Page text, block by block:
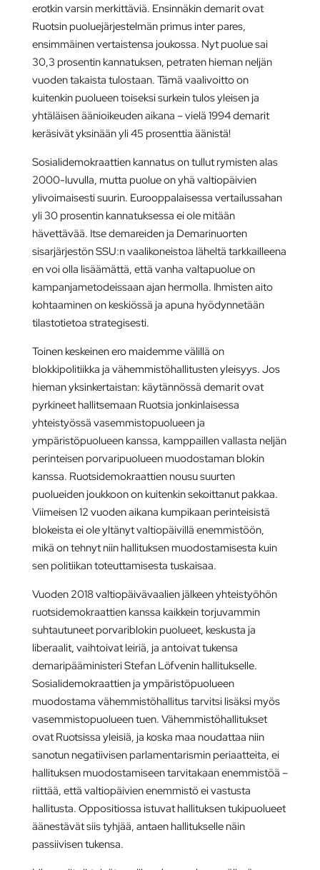
erotkin varsin merkittäviä. Ensinnäkin demarit ovat
Ruotsin puoluejärjestelmän primus inter pares,
ensimmäinen vertaistensa joukossa. Nyt puolue sai
30,3 prosentin kannatuksen, petraten hieman neljän
vuoden takaista tulostaan. Tämä vaalivoitto on
kuitenkin puolueen toiseksi surkein tulos yleisen ja
yhtäläisen äänioikeuden aikana – vielä 1994 demarit
keräsivät yksinään yli 45 prosenttia äänistä!
Sosialidemokraattien kannatus on tullut rymisten alas
2000-luvulla, mutta puolue on yhä valtiopäivien
ylivoimaisesti suurin. Eurooppalaisessa vertailussahan
yli 30 prosentin kannatuksessa ei ole mitään
hävettävää. Itse demareiden ja Demarinuorten
sisarjärjestön SSU:n vaalikoneistoa läheltä tarkkailleena
en voi olla lisäämättä, että vanha valtapuolue on
kampanjametodeissaan ajan hermolla. Ihmisten aito
kohtaaminen on keskiössä ja apuna hyödynnetään
tilastotietoa strategisesti.
Toinen keskeinen ero maidemme välillä on
blokkipolitiikka ja vähemmistöhallitusten yleisyys. Jos
hieman yksinkertaistan: käytännössä demarit ovat
pyrkineet hallitsemaan Ruotsia jonkinlaisessa
yhteistyössä vasemmistopuolueen ja
ympäristöpuolueen kanssa, kamppaillen vallasta neljän
perinteisen porvaripuolueen muodostaman blokin
kanssa. Ruotsidemokraattien nousu suurten
puolueiden joukkoon on kuitenkin sekoittanut pakkaa.
Viimeisen 12 vuoden aikana kumpikaan perinteisistä
blokeista ei ole yltänyt valtiopäivillä enemmistöön,
mikä on tehnyt niin hallituksen muodostamisesta kuin
sen politiikan toteuttamisesta tuskaisaa.
Vuoden 2018 valtiopäivävaalien jälkeen yhteistyöhön
ruotsidemokraattien kanssa kaikkein torjuvammin
suhtautuneet porvariblokin puolueet, keskusta ja
liberaalit, vaihtoivat leiriä, ja antoivat tukensa
demaripääministeri Stefan Löfvenin hallitukselle.
Sosialidemokraattien ja ympäristöpuolueen
muodostama vähemmistöhallitus tarvitsi lisäksi myös
vasemmistopuolueen tuen. Vähemmistöhallitukset
ovat Ruotsissa yleisiä, ja koska maa noudattaa niin
sanotun negatiivisen parlamentarismin periaatteita, ei
hallituksen muodostamiseen tarvitakaan enemmistöä –
riittää, että valtiopäivien enemmistö ei vastusta
hallitusta. Oppositiossa istuvat hallituksen tukipuolueet
äänestävät siis tyhjää, antaen hallitukselle näin
passiivisen tukensa.